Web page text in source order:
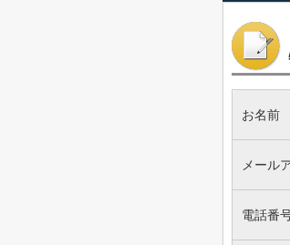
お名前
メール
電話番